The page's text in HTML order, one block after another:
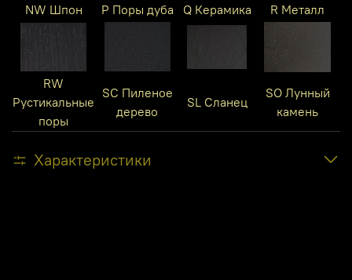
NW Шпон P Поры дуба Q Керамика R Металл
RW
Рустикальные
поры
SC Пиленое
дерево
SL Сланец
SO Лунный
камень
Характеристики